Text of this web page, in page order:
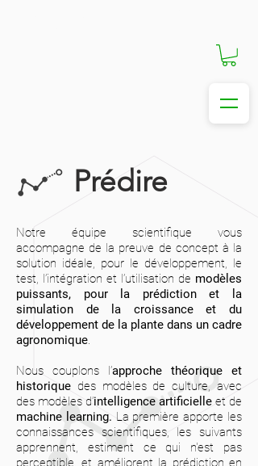
Prédire
Notre équipe scientifique vous
accompagne de la preuve de concept à la
solution idéale, pour le développement, le
test, l’intégration et l’utilisation de modèles
puissants, pour la prédiction et la
simulation de la croissance et du
développement de la plante dans un cadre
agronomique.
Nous couplons l’approche théorique et
historique des modèles de culture, avec
des modèles d’intelligence artificielle et de
machine learning. La première apporte les
connaissances scientifiques, les suivants
apprennent, estiment ce qui n'est pas
perceptible, et améliorent la prédiction en